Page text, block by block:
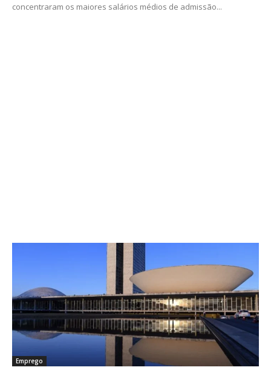
concentraram os maiores salários médios de admissão...
Emprego